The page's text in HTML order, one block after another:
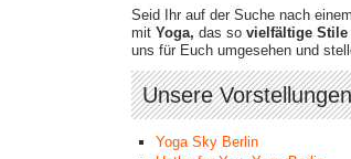
Seid Ihr auf der Suche nach einem
mit Yoga, das so vielfältige Stile
uns für Euch umgesehen und
Unsere
Yoga Sky Berlin